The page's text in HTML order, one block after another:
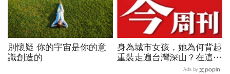
別懷疑 你的宇宙是你的意
識創造的
身為城市女孩，她為何背起
重裝走遍台灣深山？在這座
世界少見的高山島嶼，她找
Ads by